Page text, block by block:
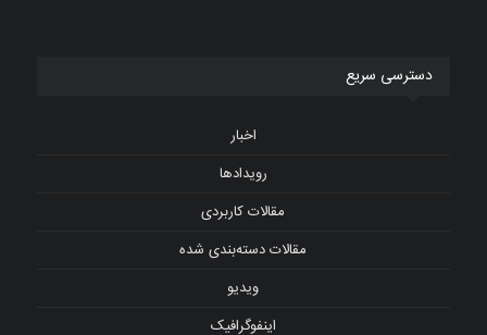
دسترسی سریع
اخبار
رویدادها
مقالات کاربردی
مقالات دسته‌بندی شده
ویدیو
اینفوگرافیک